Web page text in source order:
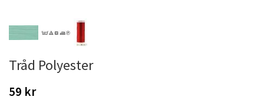
Tråd Polyester
59 kr